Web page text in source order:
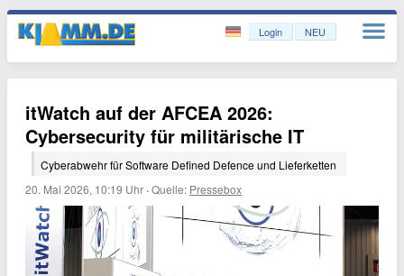
Login NEU
itWatch auf der AFCEA 2026:
Cybersecurity für militärische IT
Cyberabwehr für Software Defined Defence und Lieferketten
20. Mai 2026, 10:19 Uhr ·Quelle: Pressebox